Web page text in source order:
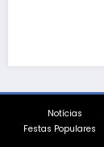
Notícias
Festas Populares